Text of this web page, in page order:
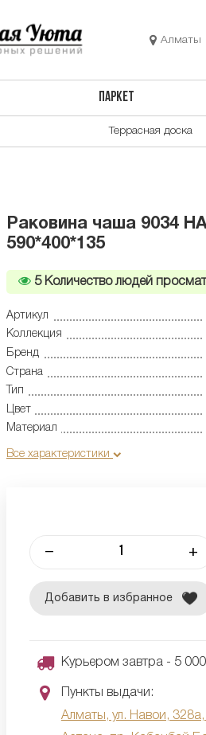
Алматы
ПАРКЕТ
Террасная доска
Раковина чаша 9034
590*400*135
5Количество людей
Артикул
Коллекция
Бренд
Страна
Тип
Цвет
Материал
Все характеристики
– +
Добавить в избранное
Курьером завтра - 5 000
Пункты выдачи:
Алматы, ул. Навои,